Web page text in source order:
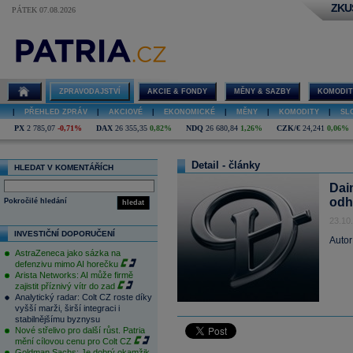
PÁTEK 07.08.2026
ZPRAVODAJSTVÍ AKCIE & FONDY MĚNY & SAZBY
PŘEHLED ZPRÁV AKCIOVÉ EKONOMICKÉ MĚNY KOMODITY
PX 2 785,07 -0,71% DAX 26 355,35 0,82% NDQ 26 680,84 1,26% CZK/€ 24,241 0,06%
HLEDAT V KOMENTÁŘÍCH
hledat
Pokročilé hledání
INVESTIČNÍ DOPORUČENÍ
AstraZeneca jako sázka na
defenzivu mimo AI horečku
Arista Networks: AI může firmě
zajistit příznivý vítr do zad
Analytický radar: Colt CZ roste díky
vyšší marži, širší integraci i
stabilnějšímu byznysu
Nové střelivo pro další růst. Patria
mění cílovou cenu pro Colt CZ
Detail - články